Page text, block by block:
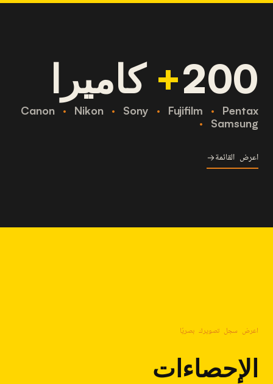
200
+كاميرا
Canon · Nikon · Sony · Fujifilm · Pentax
· Samsung
اعرض القائمة
اعرض سجل تصويرك بصريًا
الإحصاءات